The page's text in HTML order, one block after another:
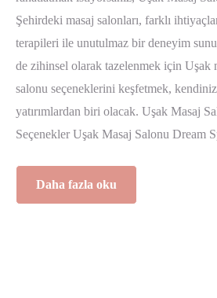
Şehirdeki masaj salonları, farklı
terapileri ile unutulmaz bir deneyim
de zihinsel olarak tazelenmek için Uşak
salonu seçeneklerini keşfetmek,
yatırımlardan biri olacak. Uşak Masaj
Seçenekler Uşak Masaj Salonu Dream
Daha fazla oku